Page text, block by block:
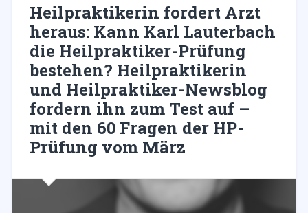
Heilpraktikerin fordert Arzt
heraus: Kann Karl Lauterbach
die Heilpraktiker-Prüfung
bestehen? Heilpraktikerin
und Heilpraktiker-Newsblog
fordern ihn zum Test auf –
mit den 60 Fragen der HP-
Prüfung vom März